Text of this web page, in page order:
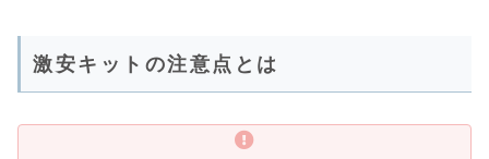
激安キットの注意点とは